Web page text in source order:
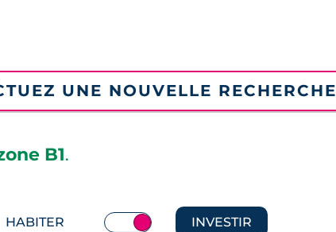
UNE NOUVELLE RECHERCHE
B1.
HABITER INVESTIR